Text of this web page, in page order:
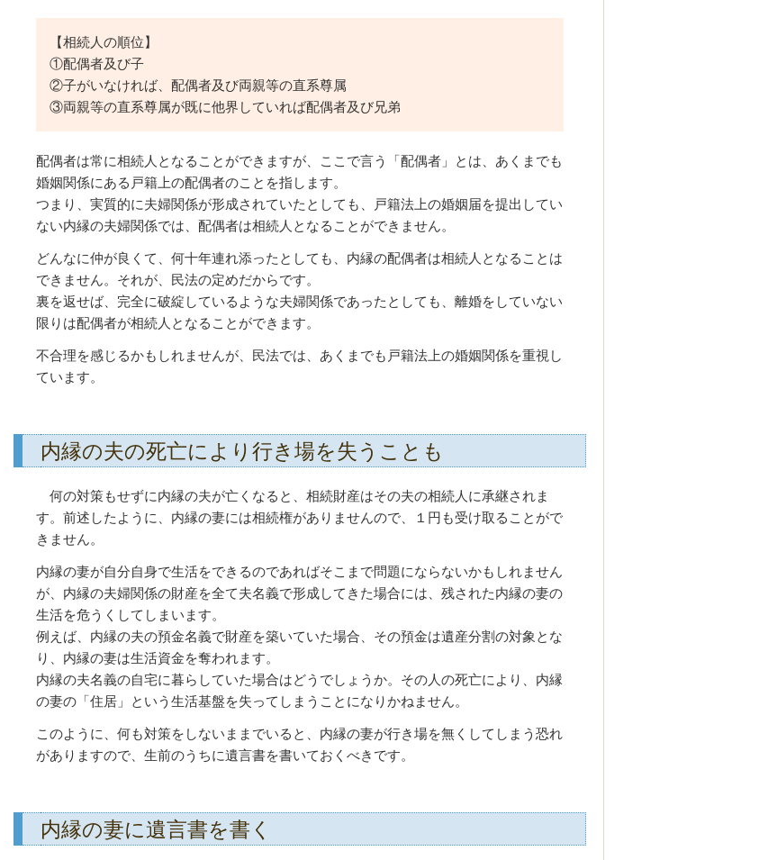
【相続人の順位】
①配偶者及び子
②子がいなければ、配偶者及び両親等の直系尊属
③両親等の直系尊属が既に他界していれば配偶者及び兄弟
配偶者は常に相続人となることができますが、ここで言う「配偶者」とは、あくまでも
婚姻関係にある戸籍上の配偶者のことを指します。
つまり、実質的に夫婦関係が形成されていたとしても、戸籍法上の婚姻届を提出してい
ない内縁の夫婦関係では、配偶者は相続人となることができません。
どんなに仲が良くて、何十年連れ添ったとしても、内縁の配偶者は相続人となることは
できません。それが、民法の定めだからです。
裏を返せば、完全に破綻しているような夫婦関係であったとしても、離婚をしていない
限りは配偶者が相続人となることができます。
不合理を感じるかもしれませんが、民法では、あくまでも戸籍法上の婚姻関係を重視し
ています。
内縁の夫の死亡により行き場を失うことも
何の対策もせずに内縁の夫が亡くなると、相続財産はその夫の相続人に承継されま
す。前述したように、内縁の妻には相続権がありませんので、１円も受け取ることがで
きません。
内縁の妻が自分自身で生活をできるのであればそこまで問題にならないかもしれません
が、内縁の夫婦関係の財産を全て夫名義で形成してきた場合には、残された内縁の妻の
生活を危うくしてしまいます。
例えば、内縁の夫の預金名義で財産を築いていた場合、その預金は遺産分割の対象とな
り、内縁の妻は生活資金を奪われます。
内縁の夫名義の自宅に暮らしていた場合はどうでしょうか。その人の死亡により、内縁
の妻の「住居」という生活基盤を失ってしまうことになりかねません。
このように、何も対策をしないままでいると、内縁の妻が行き場を無くしてしまう恐れ
がありますので、生前のうちに遺言書を書いておくべきです。
内縁の妻に遺言書を書く